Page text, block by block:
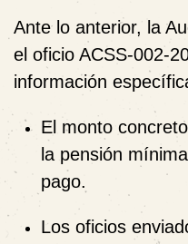
Ante lo anterior, la
el oficio ACSS-002-
información
El monto
la pensión
pago.
Los oficios